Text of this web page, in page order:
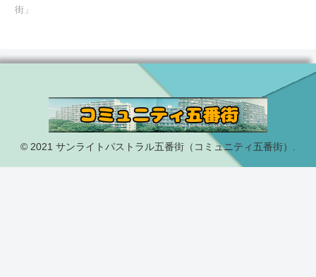
街」
© 2021 サンライトパストラル五番街（コミュニティ五番街）.